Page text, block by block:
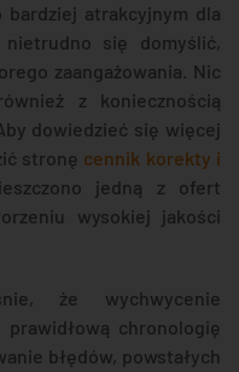
atrakcyjnym dla
się domyślić,
zaangażowania. Nic
z koniecznością
dowiedzieć się więcej
stronę cennik korekty i
jedną z ofert
wysokiej jakości
że wychwycenie
chronologię
błędów, powstałych